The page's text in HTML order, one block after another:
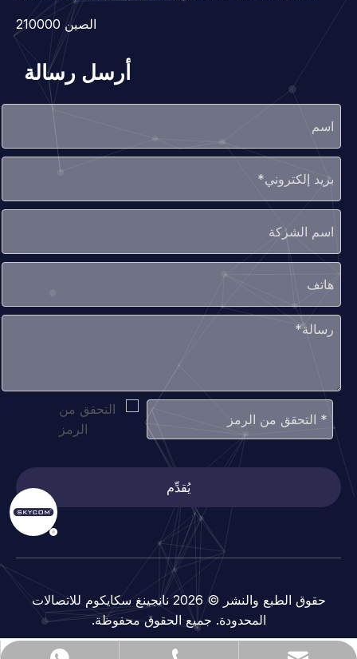
الصين 210000
أرسل رسالة
يُقدِّم
حقوق الطبع والنشر © 2026 نانجينغ سكايكوم للاتصالات
المحدودة. جميع الحقوق محفوظة.